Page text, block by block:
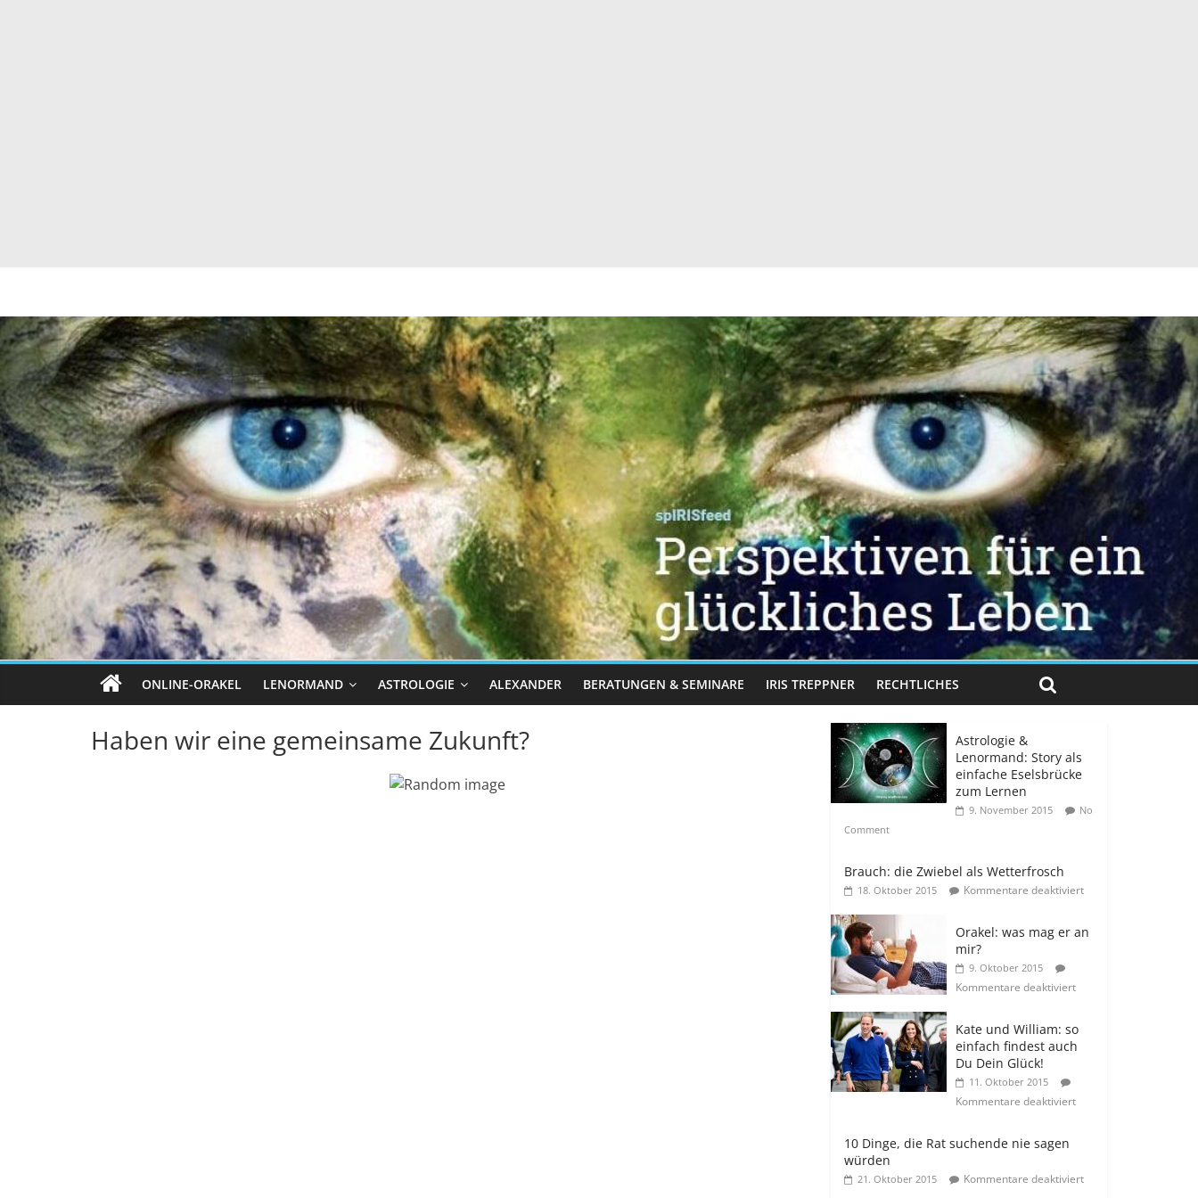
ONLINE-ORAKEL LENORMAND ASTROLOGIE ALEXANDER BERATUNGEN & SEMINARE IRIS TREPPNER RECHTLICHES
Haben wir eine gemeinsame Zukunft?
Astrologie &
Lenormand: Story als
einfache Eselsbrücke
zum Lernen
9. November 2015
No
Comment
Brauch: die Zwiebel als Wetterfrosch
18. Oktober 2015 Kommentare deaktiviert
Orakel: was mag er an
mir?
9. Oktober 2015
Kommentare deaktiviert
Kate und William: so
einfach findest auch
Du Dein Glück!
11. Oktober 2015
Kommentare deaktiviert
10 Dinge, die Rat suchende nie sagen
würden
21. Oktober 2015 Kommentare deaktiviert